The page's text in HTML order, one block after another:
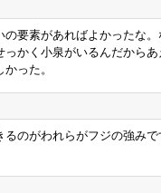
要素があればよかったな
かく小泉がいるんだから
った。
のがわれらがフジの強み